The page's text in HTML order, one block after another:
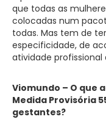
que todas as
colocadas num
todas. Mas tem de
especificidade, de
atividade profissional
Viomundo – O que
Medida Provisória
gestantes?